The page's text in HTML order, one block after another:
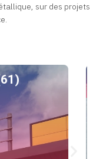
sur des projets